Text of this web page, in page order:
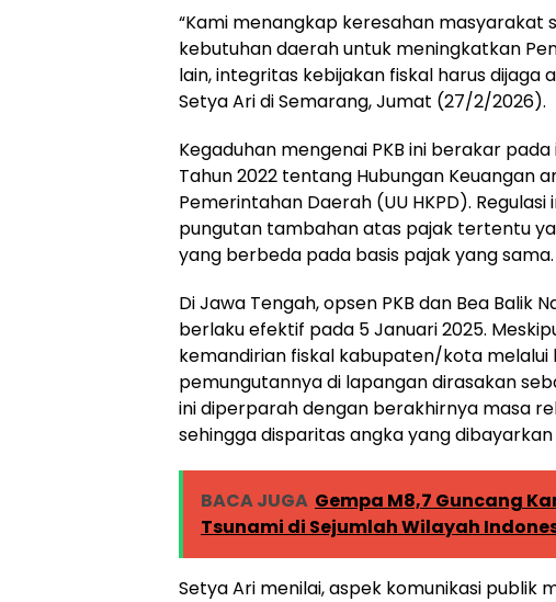
“Kami menangkap keresahan masyarakat
kebutuhan daerah untuk meningkatkan
lain, integritas kebijakan fiskal harus dijaga
Setya Ari di Semarang, Jumat (27/2/2026).
Kegaduhan mengenai PKB ini berakar
Tahun 2022 tentang Hubungan Keuangan
Pemerintahan Daerah (UU HKPD).
pungutan tambahan atas pajak tertentu
yang berbeda pada basis pajak yang sama.
Di Jawa Tengah, opsen PKB dan Bea Balik
berlaku efektif pada 5 Januari 2025.
kemandirian fiskal kabupaten/kota melalui
pemungutannya di lapangan dirasakan
ini diperparah dengan berakhirnya masa
sehingga disparitas angka yang
BACA JUGA Gempa M8,7 Guncang
Tsunami di Sejumlah Wilayah
Setya Ari menilai, aspek komunikasi publik